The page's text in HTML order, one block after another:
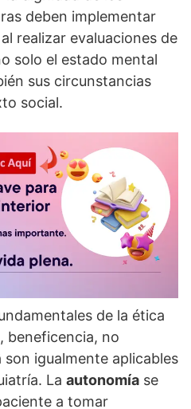
deben implementar
realizar evaluaciones de
solo el estado mental
sus circunstancias
social.
de la ética
beneficencia, no
son igualmente aplicables
La autonomí­a se
a tomar